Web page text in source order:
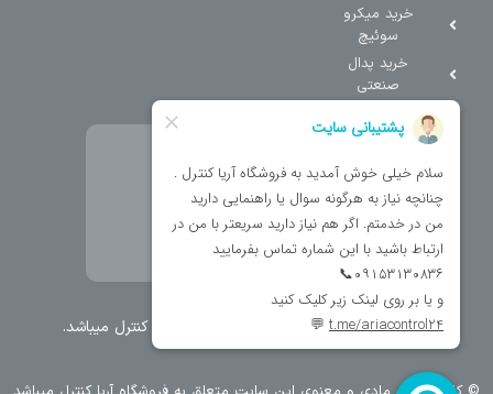
خرید میکرو
سوئیچ
خرید پدال
صنعتی
تمامی حقوق مطالب و سایت نزد شرکت اریا کنترل میباشد.